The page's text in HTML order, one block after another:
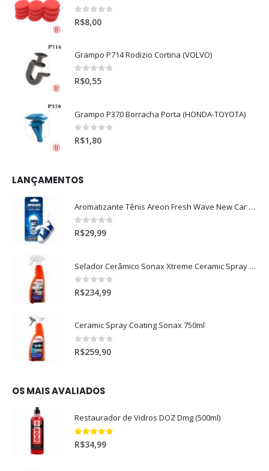
0 out of 5
R$8,00
Grampo P714 Rodizio Cortina (VOLVO)
0out of 5
R$0,55
Grampo P370 Borracha Porta (HONDA-TOYOTA)
0out of 5
R$1,80
LANÇAMENTOS
Aromatizante Tênis Areon Fresh Wave New Car / Carro Novo
0out of 5
R$29,99
Selador Cerâmico Sonax Xtreme Ceramic Spray + Seal (750ml)
0out of 5
R$234,99
Ceramic Spray Coating Sonax 750ml
0out of 5
R$259,90
OS MAIS AVALIADOS
Restaurador de Vidros DOZ Dmg (500ml)
5.00out of 5
R$34,99